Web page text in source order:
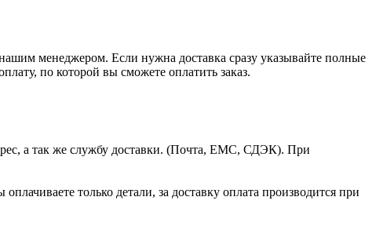
менеджером. Если нужна доставка сразу указывайте полные
по которой вы сможете оплатить заказ.
а так же службу доставки. (Почта, ЕМС, СДЭК). При
только детали, за доставку оплата производится при